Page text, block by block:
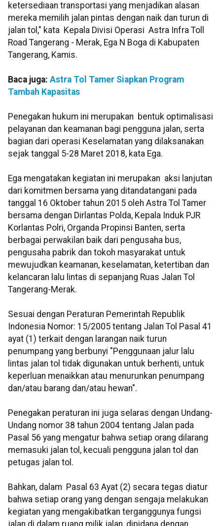
ketersediaan transportasi yang menjadikan alasan
mereka memilih jalan pintas dengan naik dan turun di
jalan tol," kata Kepala Divisi Operasi Astra Infra Toll
Road Tangerang - Merak, Ega N Boga di Kabupaten
Tangerang, Kamis.
Baca juga: Astra Tol Tamer Siapkan Program
Tambah Kapasitas
Penegakan hukum ini merupakan bentuk optimalisasi
pelayanan dan keamanan bagi pengguna jalan, serta
bagian dari operasi Keselamatan yang dilaksanakan
sejak tanggal 5-28 Maret 2018, kata Ega.
Ega mengatakan kegiatan ini merupakan aksi lanjutan
dari komitmen bersama yang ditandatangani pada
tanggal 16 Oktober tahun 2015 oleh Astra Tol Tamer
bersama dengan Dirlantas Polda, Kepala Induk PJR
Korlantas Polri, Organda Propinsi Banten, serta
berbagai perwakilan baik dari pengusaha bus,
pengusaha pabrik dan tokoh masyarakat untuk
mewujudkan keamanan, keselamatan, ketertiban dan
kelancaran lalu lintas di sepanjang Ruas Jalan Tol
Tangerang-Merak.
Sesuai dengan Peraturan Pemerintah Republik
Indonesia Nomor: 15/2005 tentang Jalan Tol Pasal 41
ayat (1) terkait dengan larangan naik turun
penumpang yang berbunyi "Penggunaan jalur lalu
lintas jalan tol tidak digunakan untuk berhenti, untuk
keperluan menaikkan atau menurunkan penumpang
dan/atau barang dan/atau hewan".
Penegakan peraturan ini juga selaras dengan Undang-
Undang nomor 38 tahun 2004 tentang Jalan pada
Pasal 56 yang mengatur bahwa setiap orang dilarang
memasuki jalan tol, kecuali pengguna jalan tol dan
petugas jalan tol.
Bahkan, dalam Pasal 63 Ayat (2) secara tegas diatur
bahwa setiap orang yang dengan sengaja melakukan
kegiatan yang mengakibatkan terganggunya fungsi